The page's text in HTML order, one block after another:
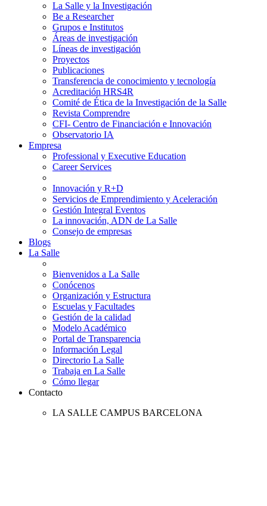
La Salle y la Investigación
Be a Researcher
Grupos e Institutos
Áreas de investigación
Líneas de investigación
Proyectos
Publicaciones
Transferencia de conocimiento y tecnología
Acreditación HRS4R
Comité de Ética de la Investigación de la Salle
Revista Comprendre
CFI- Centro de Financiación e Innovación
Observatorio IA
Empresa
Professional y Executive Education
Career Services
Innovación y R+D
Servicios de Emprendimiento y Aceleración
Gestión Integral Eventos
La innovación, ADN de La Salle
Consejo de empresas
Blogs
La Salle
Bienvenidos a La Salle
Conócenos
Organización y Estructura
Escuelas y Facultades
Gestión de la calidad
Modelo Académico
Portal de Transparencia
Información Legal
Directorio La Salle
Trabaja en La Salle
Cómo llegar
Contacto
LA SALLE CAMPUS BARCELONA